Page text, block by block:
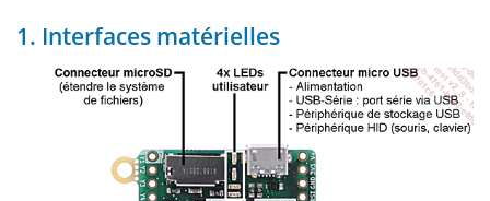
1. Interfaces matérielles